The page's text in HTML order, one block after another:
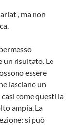
ma non
un risultato. Le
essere
lasciano un
come questi la
ampia. La
si può